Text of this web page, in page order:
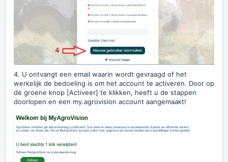
4. U ontvangt een email waarin wordt gevraagd of het
werkelijk de bedoeling is om het account te activeren. Door op
de groene knop [Activeer] te klikken, heeft u de stappen
doorlopen en een my.agrovision account aangemaakt!